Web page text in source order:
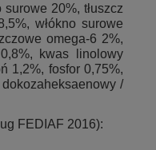
surowe 20%, tłuszcz
włókno surowe
omega-6 2%,
kwas linolowy
1,2%, fosfor 0,75%,
/
FEDIAF 2016):